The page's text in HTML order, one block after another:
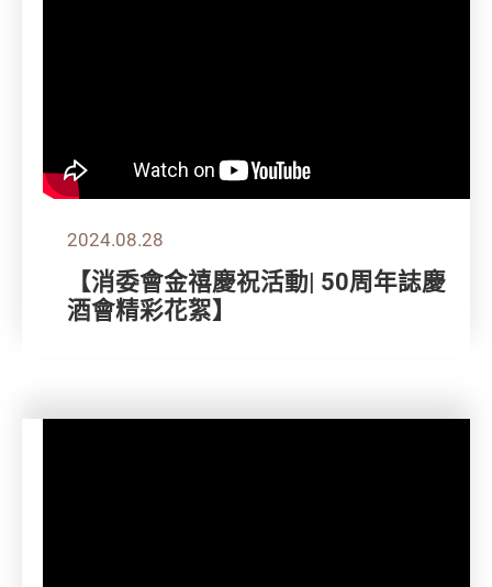
2024.08.28
【消委會金禧慶祝活動| 50周年誌慶
酒會精彩花絮】